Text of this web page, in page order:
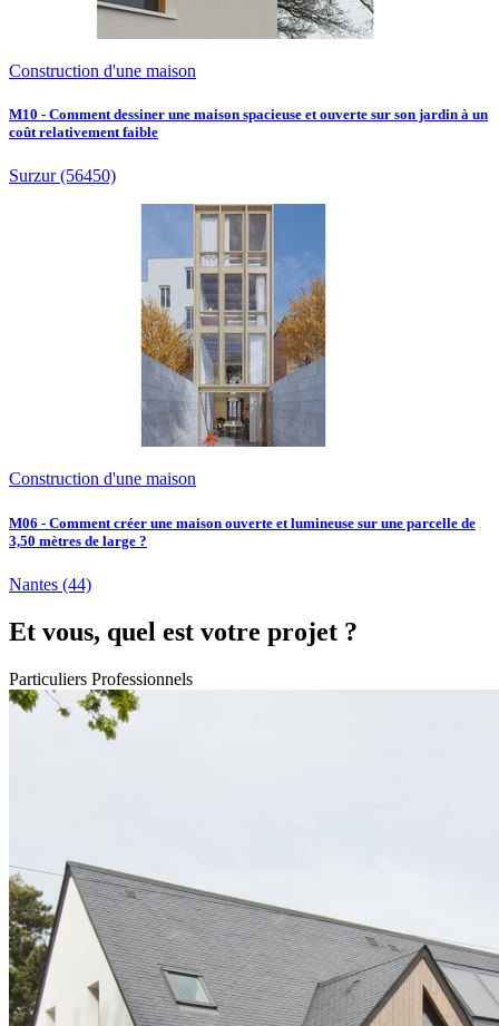
Construction d'une maison
M10 - Comment dessiner une maison spacieuse et ouverte sur son jardin à un
coût relativement faible
Surzur(56450)
Construction d'une maison
M06 - Comment créer une maison ouverte et lumineuse sur une parcelle de
3,50 mètres de large ?
Nantes (44)
Et vous, quel est votre projet ?
Particuliers Professionnels